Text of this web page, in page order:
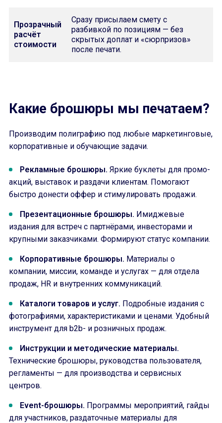
Прозрачный
расчёт
стоимости
Сразу присылаем смету с
разбивкой по позициям — без
скрытых доплат и «сюрпризов»
после печати.
Какие брошюры мы печатаем?
Производим полиграфию под любые маркетинговые,
корпоративные и обучающие задачи.
Рекламные брошюры. Яркие буклеты для промо-
акций, выставок и раздачи клиентам. Помогают
быстро донести оффер и стимулировать продажи.
Презентационные брошюры. Имиджевые
издания для встреч с партнёрами, инвесторами и
крупными заказчиками. Формируют статус компании.
Корпоративные брошюры. Материалы о
компании, миссии, команде и услугах — для отдела
продаж, HR и внутренних коммуникаций.
Каталоги товаров и услуг. Подробные издания с
фотографиями, характеристиками и ценами. Удобный
инструмент для b2b- и розничных продаж.
Инструкции и методические материалы.
Технические брошюры, руководства пользователя,
регламенты — для производства и сервисных
центров.
Event-брошюры. Программы мероприятий, гайды
для участников, раздаточные материалы для